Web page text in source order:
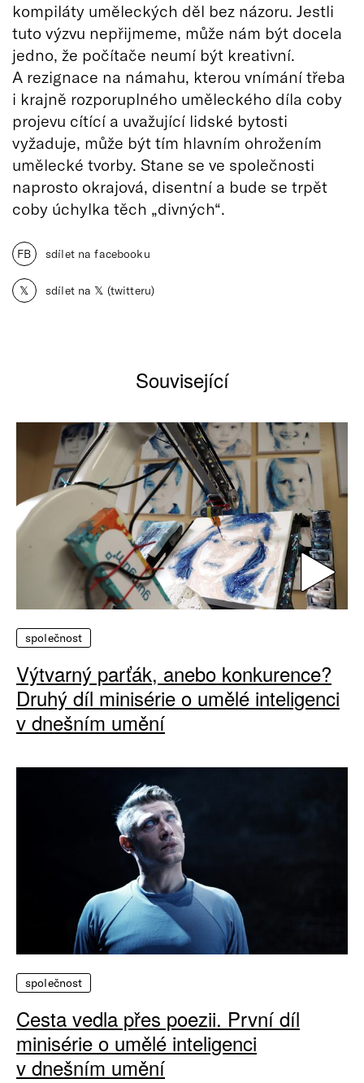
kompiláty uměleckých děl bez názoru. Jestli
tuto výzvu nepřijmeme, může nám být docela
jedno, že počítače neumí být kreativní.
A rezignace na námahu, kterou vnímání třeba
i krajně rozporuplného uměleckého díla coby
projevu cítící a uvažující lidské bytosti
vyžaduje, může být tím hlavním ohrožením
umělecké tvorby. Stane se ve společnosti
naprosto okrajová, disentní a bude se trpět
coby úchylka těch „divných“.
FB sdílet na facebooku
𝕏 sdílet na 𝕏 (twitteru)
Související
společnost
Výtvarný parťák, anebo konkurence?
Druhý díl minisérie o umělé inteligenci
v dnešním umění
společnost
Cesta vedla přes poezii. První díl
minisérie o umělé inteligenci
v dnešním umění